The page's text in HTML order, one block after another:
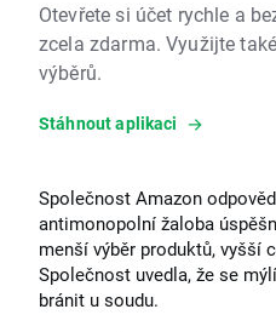
Otevřete si účet rychle a
zcela zdarma. Využijte
výběrů.
Stáhnout aplikaci
Společnost Amazon
antimonopolní žaloba
menší výběr produktů, vyšší
Společnost uvedla, že se
bránit u soudu.